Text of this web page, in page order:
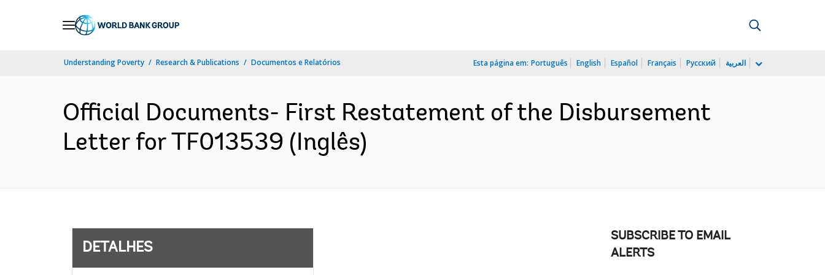
Understanding Poverty Research & Publications Documentos e Relatórios Esta página em: Português English Español Français Русский العربية
Official Documents- First Restatement of the Disbursement
Letter for TF013539 (Inglês)
DETALHES
SUBSCRIBE TO EMAIL
ALERTS